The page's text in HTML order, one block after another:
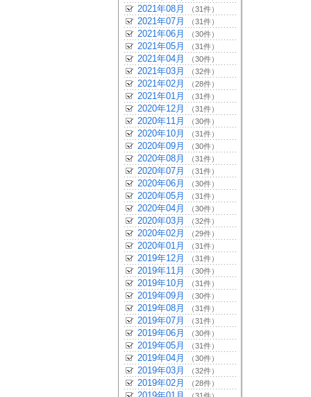
2021年08月 （31件）
2021年07月 （31件）
2021年06月 （30件）
2021年05月 （31件）
2021年04月 （30件）
2021年03月 （32件）
2021年02月 （28件）
2021年01月 （31件）
2020年12月 （31件）
2020年11月 （30件）
2020年10月 （31件）
2020年09月 （30件）
2020年08月 （31件）
2020年07月 （31件）
2020年06月 （30件）
2020年05月 （31件）
2020年04月 （30件）
2020年03月 （32件）
2020年02月 （29件）
2020年01月 （31件）
2019年12月 （31件）
2019年11月 （30件）
2019年10月 （31件）
2019年09月 （30件）
2019年08月 （31件）
2019年07月 （31件）
2019年06月 （30件）
2019年05月 （31件）
2019年04月 （30件）
2019年03月 （32件）
2019年02月 （28件）